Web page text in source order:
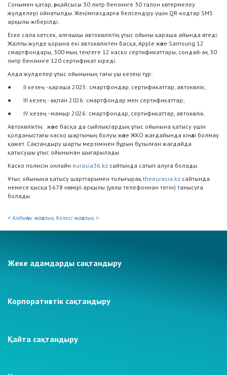
Сонымен қатар, әрқайсысы 30 литр бензинге 30 талон көтермелеу
жүлделері ойнатылды. Жеңімпаздарға белсендіру үшін QR-кодтар SMS
арқылы жіберілді.
Еске сала кетсек, алғашқы автокөліктің ұтыс ойыны қараша айында өтеді.
Жалпы жүлде қорына екі автокөліктен басқа, Apple және Samsung 12
смартфондары, 300 мың теңгеге 12 каско сертификаттары, сондай-ақ 30
литр бензинге 120 сертификат кіреді.
Алда жүлделер ұтыс ойынының тағы үш кезеңі тұр:
● II кезең - қараша 2025: смартфондар, сертификаттар, автокөлік;
● III кезең - ақпан 2026: смартфондар мен сертификаттар;
● IV кезең - мамыр 2026: смартфондар, сертификаттар, автокөлік.
Автокөліктің және басқа да сыйлықтардың ұтыс ойынына қатысу үшін
қолданыстағы каско шартының болуы және ЖКО жағдайында кінәлі болмау
қажет. Сақтандыру шарты мерзімінен бұрын бұзылған жағдайда
қатысушы ұтыс ойынынан шығарылады.
Каско полисін онлайн eurasia36.kz сайтында сатып алуға болады.
Ұтыс ойынына қатысу шарттарымен толығырақ theeurasia.kz сайтында
немесе қысқа 5678 нөмірі арқылы (ұялы телефоннан тегін) танысуға
болады.
< Алдыңғы жаңалық Келесі жаңалық >
Жеке адамдарды сақтандыру
Корпоративтік сақтандыру
Қайта сақтандыру